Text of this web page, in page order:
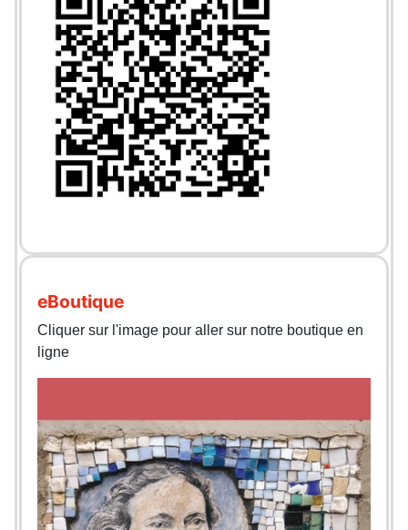
eBoutique
Cliquer sur l'image pour aller sur notre boutique en
ligne